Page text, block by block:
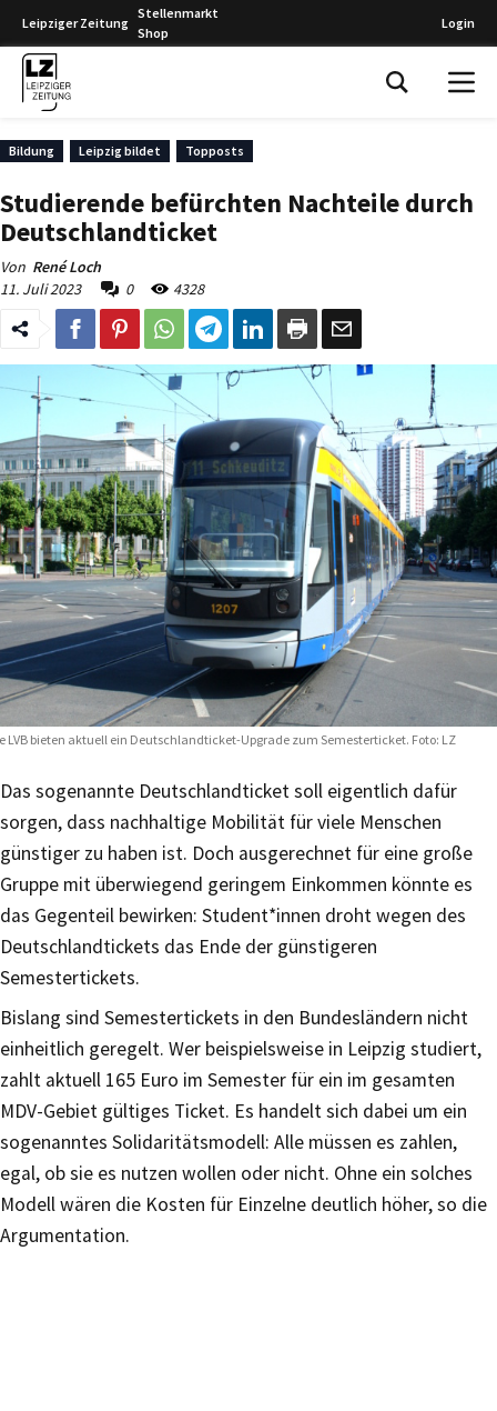
Leipziger Zeitung
Stellenmarkt
Shop
Login
Bildung Leipzig bildet Topposts
Studierende befürchten Nachteile durch
Deutschlandticket
Von René Loch
11. Juli 2023
0 4328
LVB bieten aktuell ein Deutschlandticket-Upgrade zum Semesterticket. Foto: LZ
Das sogenannte Deutschlandticket soll eigentlich dafür
sorgen, dass nachhaltige Mobilität für viele Menschen
günstiger zu haben ist. Doch ausgerechnet für eine große
Gruppe mit überwiegend geringem Einkommen könnte es
das Gegenteil bewirken: Student*innen droht wegen des
Deutschlandtickets das Ende der günstigeren
Semestertickets.
Bislang sind Semestertickets in den Bundesländern nicht
einheitlich geregelt. Wer beispielsweise in Leipzig studiert,
zahlt aktuell 165 Euro im Semester für ein im gesamten
MDV-Gebiet gültiges Ticket. Es handelt sich dabei um ein
sogenanntes Solidaritätsmodell: Alle müssen es zahlen,
egal, ob sie es nutzen wollen oder nicht. Ohne ein solches
Modell wären die Kosten für Einzelne deutlich höher, so die
Argumentation.